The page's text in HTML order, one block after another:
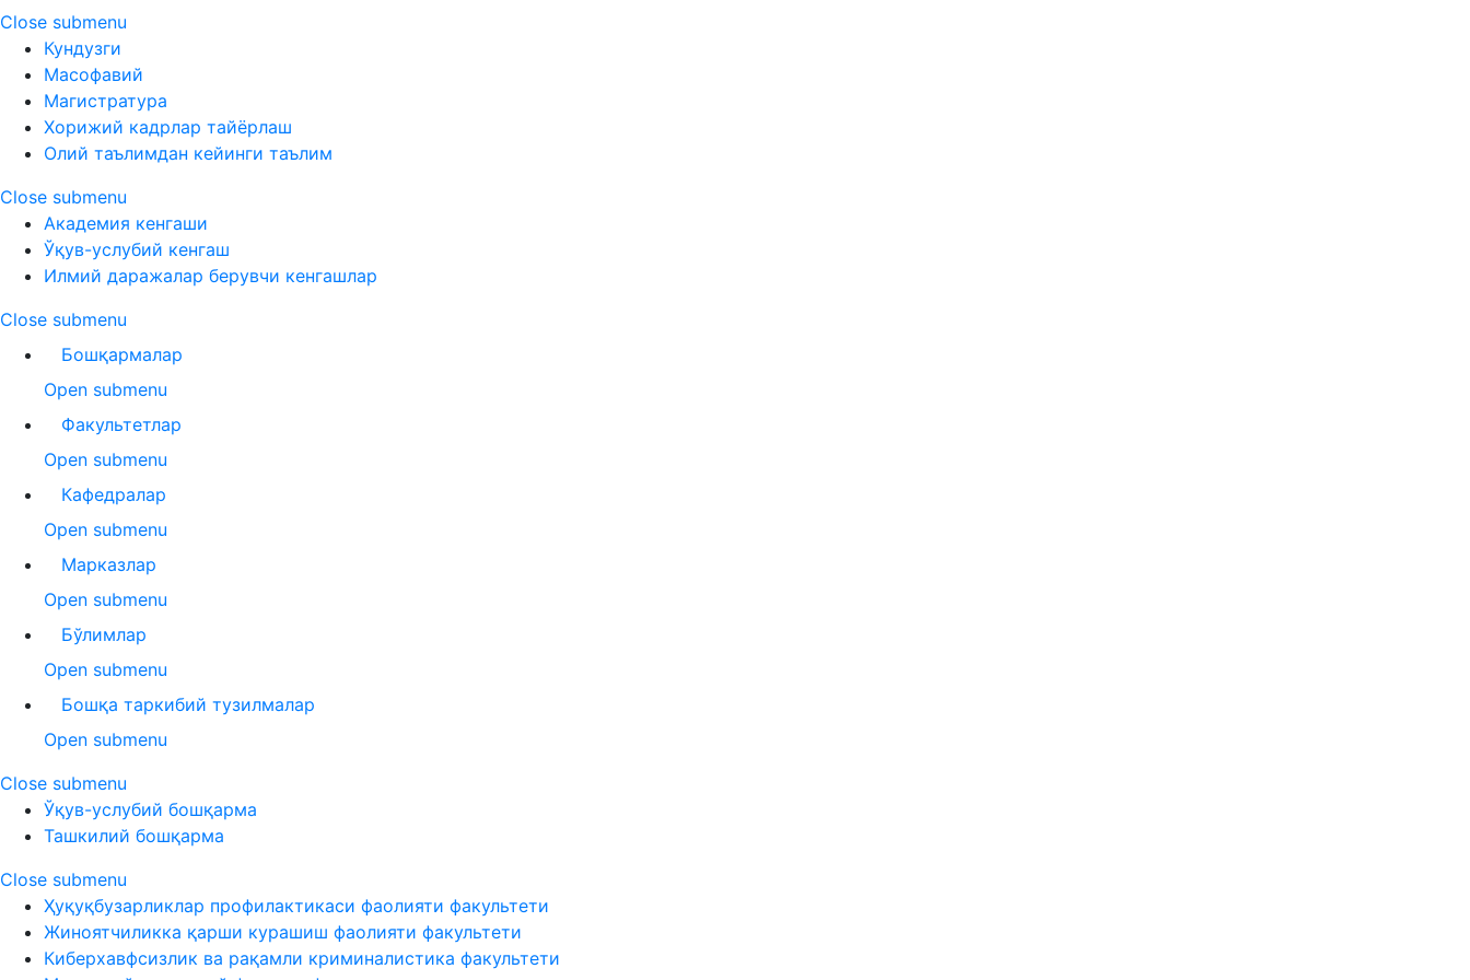
Close submenu
Кундузги
Масофавий
Магистратура
Хорижий кадрлар тайёрлаш
Олий таълимдан кейинги таълим
Close submenu
Академия кенгаши
Ўқув-услубий кенгаш
Илмий даражалар берувчи кенгашлар
Close submenu
Бошқармалар
Open submenu
Факультетлар
Open submenu
Кафедралар
Open submenu
Марказлар
Open submenu
Бўлимлар
Open submenu
Бошқа таркибий тузилмалар
Open submenu
Close submenu
Ўқув-услубий бошқарма
Ташкилий бошқарма
Close submenu
Ҳуқуқбузарликлар профилактикаси фаолияти факультети
Жиноятчиликка қарши курашиш фаолияти факультети
Киберхавфсизлик ва рақамли криминалистика факультети